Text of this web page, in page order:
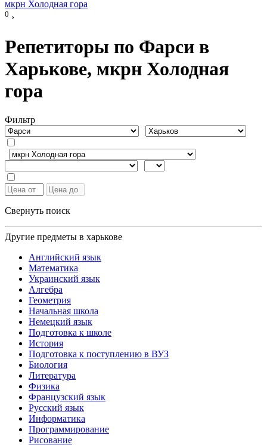
мкрн Холодная гора
0 ›
Репетиторы по Фарси в
Харькове, мкрн Холодная
гора
Фильтр
Свернуть поиск
Другие предметы в харькове
Английский язык
Математика
Украинский язык
Алгебра
Геометрия
Начальная школа
Немецкий язык
Подготовка к школе
История
Подготовка к поступлению в ВУЗ
Биология
Литература
Физика
Французский язык
Русский язык
Информатика
Программирование
Рисование